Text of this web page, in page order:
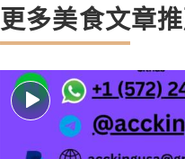
更多美食文章